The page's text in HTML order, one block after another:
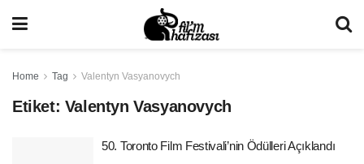
Home Tag Valentyn Vasyanovych
Etiket: Valentyn Vasyanovych
50. Toronto Film Festivali’nin Ödülleri Açıklandı